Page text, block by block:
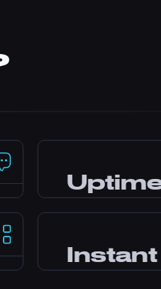
99.5%
power और
backed solid
Instant
Setup